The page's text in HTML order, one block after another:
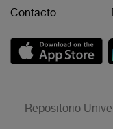
Contacto
Repositorio